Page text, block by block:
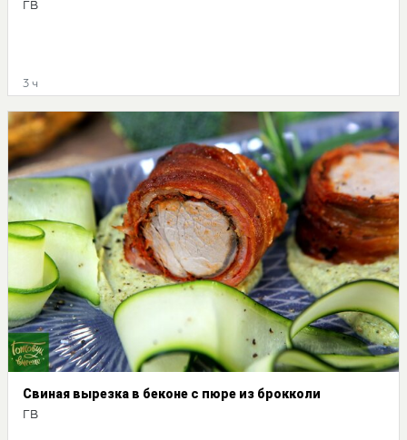
ГВ
3 ч
Свиная вырезка в беконе с пюре из брокколи
ГВ